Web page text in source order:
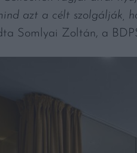
azt a célt szolgálják,
Somlyai Zoltán, a